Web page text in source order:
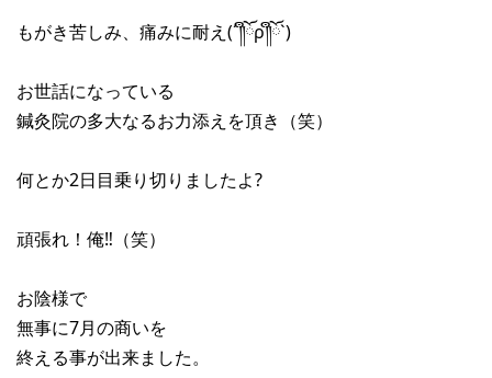
もがき苦しみ、痛みに耐え(´༎ຶོρ༎ຶོ`)
お世話になっている
鍼灸院の多大なるお力添えを頂き（笑）
何とか2日目乗り切りましたよ?
頑張れ！俺‼︎（笑）
お陰様で
無事に7月の商いを
終える事が出来ました。